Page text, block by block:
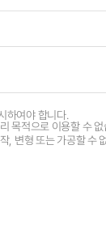
하여야 합니다.
목적으로 이용할 수
, 변형 또는 가공할 수